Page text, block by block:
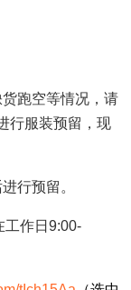
跑空等情况，请
行服装预留，现
行预留。
工作日9:00-